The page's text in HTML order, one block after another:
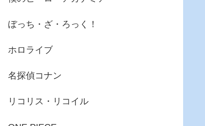
ぼっち・ざ・ろっく！
ホロライブ
名探偵コナン
リコリス・リコイル